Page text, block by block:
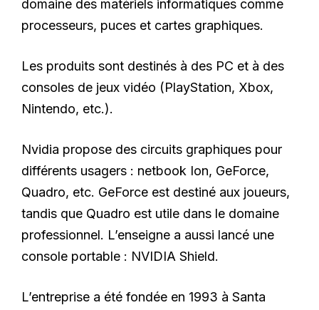
domaine des matériels informatiques comme
processeurs, puces et cartes graphiques.
Les produits sont destinés à des PC et à des
consoles de jeux vidéo (PlayStation, Xbox,
Nintendo, etc.).
Nvidia propose des circuits graphiques pour
différents usagers : netbook Ion, GeForce,
Quadro, etc. GeForce est destiné aux joueurs,
tandis que Quadro est utile dans le domaine
professionnel. L’enseigne a aussi lancé une
console portable : NVIDIA Shield.
L’entreprise a été fondée en 1993 à Santa